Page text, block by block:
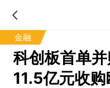
金融
科创板首单
11.5亿元收购